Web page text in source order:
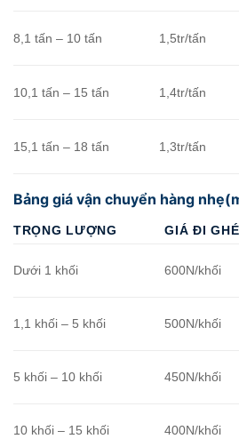
8,1 tấn – 10 tấn 1,5tr/tấn
10,1 tấn – 15 tấn 1,4tr/tấn
15,1 tấn – 18 tấn 1,3tr/tấn
Bảng giá vận chuyển hàng
TRỌNG LƯỢNG GIÁ ĐI
Dưới 1 khối 600N/khối
1,1 khối – 5 khối 500N/khối
5 khối – 10 khối 450N/khối
10 khối – 15 khối 400N/khối